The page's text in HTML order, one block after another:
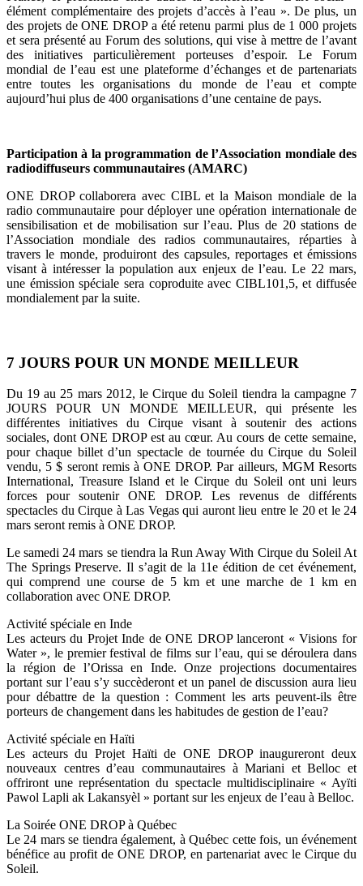
élément complémentaire des projets d’accès à l’eau ». De plus, un
des projets de ONE DROP a été retenu parmi plus de 1 000 projets
et sera présenté au Forum des solutions, qui vise à mettre de l’avant
des initiatives particulièrement porteuses d’espoir. Le Forum
mondial de l’eau est une plateforme d’échanges et de partenariats
entre toutes les organisations du monde de l’eau et compte
aujourd’hui plus de 400 organisations d’une centaine de pays.
Participation à la programmation de l’Association mondiale des
radiodiffuseurs communautaires (AMARC)
ONE DROP collaborera avec CIBL et la Maison mondiale de la
radio communautaire pour déployer une opération internationale de
sensibilisation et de mobilisation sur l’eau. Plus de 20 stations de
l’Association mondiale des radios communautaires, réparties à
travers le monde, produiront des capsules, reportages et émissions
visant à intéresser la population aux enjeux de l’eau. Le 22 mars,
une émission spéciale sera coproduite avec CIBL101,5, et diffusée
mondialement par la suite.
7 JOURS POUR UN MONDE MEILLEUR
Du 19 au 25 mars 2012, le Cirque du Soleil tiendra la campagne 7
JOURS POUR UN MONDE MEILLEUR, qui présente les
différentes initiatives du Cirque visant à soutenir des actions
sociales, dont ONE DROP est au cœur. Au cours de cette semaine,
pour chaque billet d’un spectacle de tournée du Cirque du Soleil
vendu, 5 $ seront remis à ONE DROP. Par ailleurs, MGM Resorts
International, Treasure Island et le Cirque du Soleil ont uni leurs
forces pour soutenir ONE DROP. Les revenus de différents
spectacles du Cirque à Las Vegas qui auront lieu entre le 20 et le 24
mars seront remis à ONE DROP.
Le samedi 24 mars se tiendra la Run Away With Cirque du Soleil At
The Springs Preserve. Il s’agit de la 11e édition de cet événement,
qui comprend une course de 5 km et une marche de 1 km en
collaboration avec ONE DROP.
Activité spéciale en Inde
Les acteurs du Projet Inde de ONE DROP lanceront « Visions for
Water », le premier festival de films sur l’eau, qui se déroulera dans
la région de l’Orissa en Inde. Onze projections documentaires
portant sur l’eau s’y succèderont et un panel de discussion aura lieu
pour débattre de la question : Comment les arts peuvent-ils être
porteurs de changement dans les habitudes de gestion de l’eau?
Activité spéciale en Haïti
Les acteurs du Projet Haïti de ONE DROP inaugureront deux
nouveaux centres d’eau communautaires à Mariani et Belloc et
offriront une représentation du spectacle multidisciplinaire « Ayïti
Pawol Lapli ak Lakansyèl » portant sur les enjeux de l’eau à Belloc.
La Soirée ONE DROP à Québec
Le 24 mars se tiendra également, à Québec cette fois, un événement
bénéfice au profit de ONE DROP, en partenariat avec le Cirque du
Soleil.